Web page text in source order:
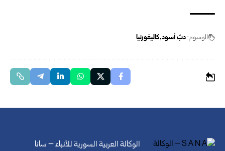
الوسوم:دبّ أسود كاليفورنيا
الوكالة العربية السورية للأنباء – سانا